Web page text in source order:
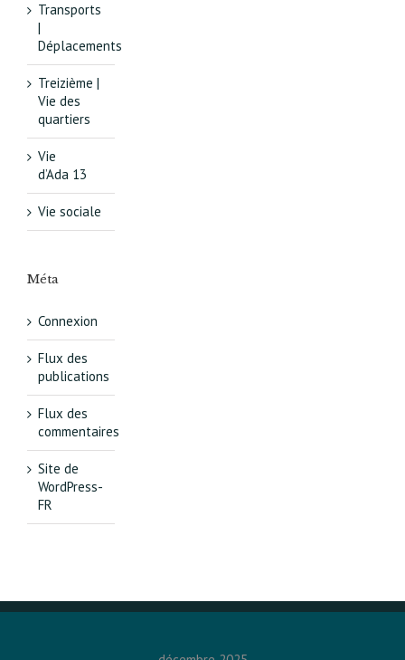
Transports
|
Déplacements
Treizième |
Vie des
quartiers
Vie
d’Ada 13
Vie sociale
Méta
Connexion
Flux des
publications
Flux des
commentaires
Site de
WordPress-
FR